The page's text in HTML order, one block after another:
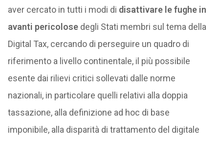
aver cercato in tutti i modi di disattivare le fughe in
avanti pericolosedegli Stati membri sul tema della
Digital Tax, cercando di perseguire un quadro di
riferimento a livello continentale, il più possibile
esente dai rilievi critici sollevati dalle norme
nazionali, in particolare quelli relativi alla doppia
tassazione, alla definizione ad hoc di base
imponibile, alla disparità di trattamento del digitale